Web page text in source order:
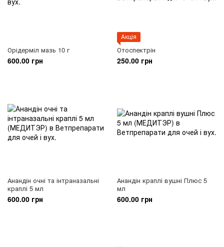
Орідерміл мазь 10 г
600.00 грн
Акція
Отоспектрін
250.00 грн
Анандін очні та інтраназальні
краплі 5 мл
600.00 грн
Анандін краплі вушні Плюс 5
мл
600.00 грн